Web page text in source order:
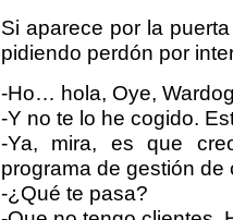
Si aparece por la
pidiendo perdón por
-Ho… hola, Oye,
-Y no te lo he cogido.
-Ya, mira, es que
programa de gestión de
-¿Qué te pasa?